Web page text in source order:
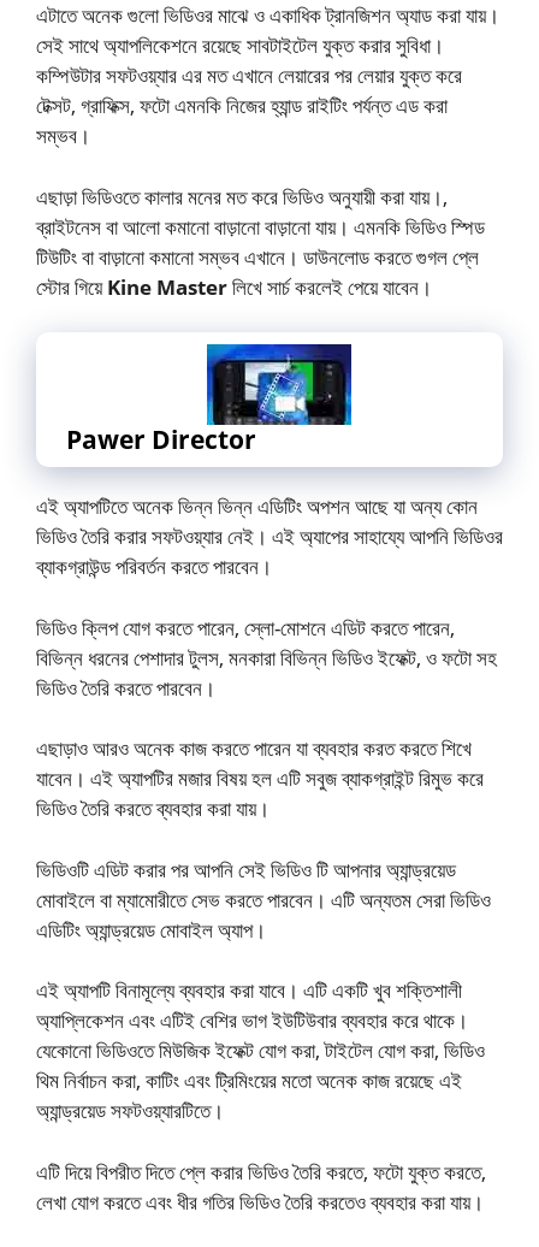
এটাতে অনেক গুলো ভিডিওর মাঝে ও একাধিক ট্রানজিশন অ্যাড করা যায়।
সেই সাথে অ্যাপলিকেশনে রয়েছে সাবটাইটেল যুক্ত করার সুবিধা।
কম্পিউটার সফটওয়্যার এর মত এখানে লেয়ারের পর লেয়ার যুক্ত করে
টেক্সট, গ্রাফিক্স, ফটো এমনকি নিজের হ্যান্ড রাইটিং পর্যন্ত এড করা
সম্ভব।
এছাড়া ভিডিওতে কালার মনের মত করে ভিডিও অনুযায়ী করা যায়।,
ব্রাইটনেস বা আলো কমানো বাড়ানো বাড়ানো যায়। এমনকি ভিডিও স্পিড
টিউটিং বা বাড়ানো কমানো সম্ভব এখানে। ডাউনলোড করতে গুগল প্লে
স্টোর গিয়েKine Masterলিখে সার্চ করলেই পেয়ে যাবেন।
Pawer Director
এই অ্যাপটিতে অনেক ভিন্ন ভিন্ন এডিটিং অপশন আছে যা অন্য কোন
ভিডিও তৈরি করার সফটওয়্যার নেই। এই অ্যাপের সাহায্যে আপনি ভিডিওর
ব্যাকগ্রাউন্ড পরিবর্তন করতে পারবেন।
ভিডিও ক্লিপ যোগ করতে পারেন, স্লো-মোশনে এডিট করতে পারেন,
বিভিন্ন ধরনের পেশাদার টুলস, মনকারা বিভিন্ন ভিডিও ইফেক্ট, ও ফটো সহ
ভিডিও তৈরি করতে পারবেন।
এছাড়াও আরও অনেক কাজ করতে পারেন যা ব্যবহার করত করতে শিখে
যাবেন। এই অ্যাপটির মজার বিষয় হল এটি সবুজ ব্যাকগ্রাইন্ট রিমুভ করে
ভিডিও তৈরি করতে ব্যবহার করা যায়।
ভিডিওটি এডিট করার পর আপনি সেই ভিডিও টি আপনার অ্যান্ড্রয়েড
মোবাইলে বা ম্যামোরীতে সেভ করতে পারবেন। এটি অন্যতম সেরা ভিডিও
এডিটিং অ্যান্ড্রয়েড মোবাইল অ্যাপ।
এই অ্যাপটি বিনামূল্যে ব্যবহার করা যাবে। এটি একটি খুব শক্তিশালী
অ্যাপ্লিকেশন এবং এটিই বেশির ভাগ ইউটিউবার ব্যবহার করে থাকে।
যেকোনো ভিডিওতে মিউজিক ইফেক্ট যোগ করা, টাইটেল যোগ করা, ভিডিও
থিম নির্বাচন করা, কাটিং এবং ট্রিমিংয়ের মতো অনেক কাজ রয়েছে এই
অ্যান্ড্রয়েড সফটওয়্যারটিতে।
এটি দিয়ে বিপরীত দিতে প্লে করার ভিডিও তৈরি করতে, ফটো যুক্ত করতে,
লেখা যোগ করতে এবং ধীর গতির ভিডিও তৈরি করতেও ব্যবহার করা যায়।